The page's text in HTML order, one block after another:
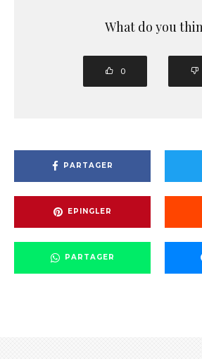
What do you
0
PARTAGER
EPINGLER
PARTAGER